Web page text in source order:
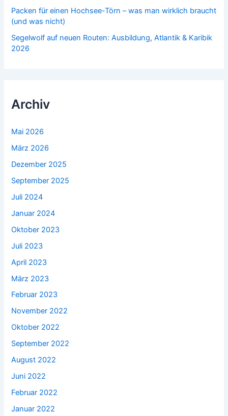
Packen für einen Hochsee-Törn – was man wirklich braucht
(und was nicht)
Segelwolf auf neuen Routen: Ausbildung, Atlantik & Karibik
2026
Archiv
Mai 2026
März 2026
Dezember 2025
September 2025
Juli 2024
Januar 2024
Oktober 2023
Juli 2023
April 2023
März 2023
Februar 2023
November 2022
Oktober 2022
September 2022
August 2022
Juni 2022
Februar 2022
Januar 2022